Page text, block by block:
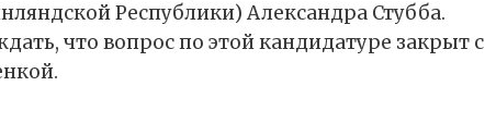
Республики) Александра Стубба.
что вопрос по этой кандидатуре закрыт с